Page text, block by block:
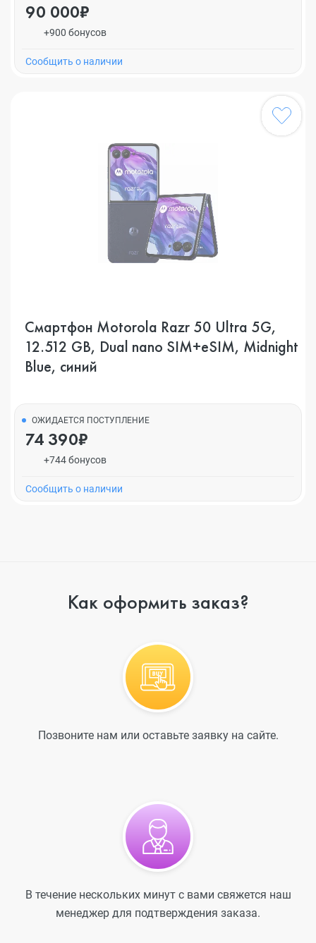
90 000₽
+900 бонусов
Cообщить о наличии
Смартфон Motorola Razr 50 Ultra 5G,
12.512 GB, Dual nano SIM+eSIM, Midnight
Blue, синий
ОЖИДАЕТСЯ ПОСТУПЛЕНИЕ
74 390₽
+744 бонусов
Cообщить о наличии
Как оформить заказ?
Позвоните нам или оставьте заявку на сайте.
В течение нескольких минут с вами свяжется наш
менеджер для подтверждения заказа.